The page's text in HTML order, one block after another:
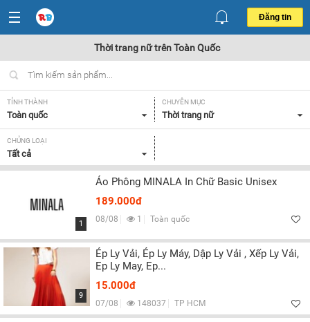
Đăng tin
Thời trang nữ trên Toàn Quốc
TỈNH THÀNH
Toàn quốc
CHUYÊN MỤC
Thời trang nữ
CHỦNG LOẠI
Tất cả
1
Áo Phông MINALA In Chữ Basic Unisex
189.000đ
08/08 1 Toàn quốc
9
Ép Ly Vải, Ép Ly Máy, Dập Ly Vải , Xếp Ly Vải,
Ep Ly May, Ep...
15.000đ
07/08 148037 TP HCM